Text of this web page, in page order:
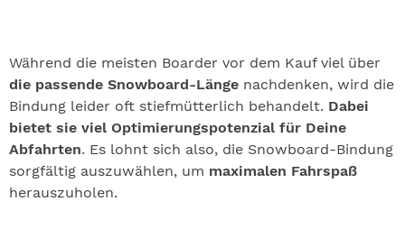
Während die meisten Boarder vor dem Kauf viel über
die passende Snowboard-Länge nachdenken, wird die
Bindung leider oft stiefmütterlich behandelt. Dabei
bietet sie viel Optimierungspotenzial für Deine
Abfahrten. Es lohnt sich also, die Snowboard-Bindung
sorgfältig auszuwählen, um maximalen Fahrspaß
herauszuholen.